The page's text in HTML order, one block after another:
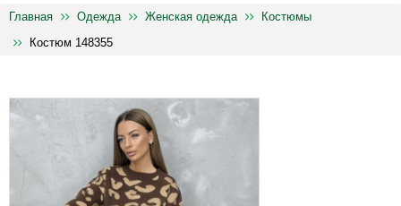
Главная Одежда Женская одежда
Костюмы
Костюм 148355